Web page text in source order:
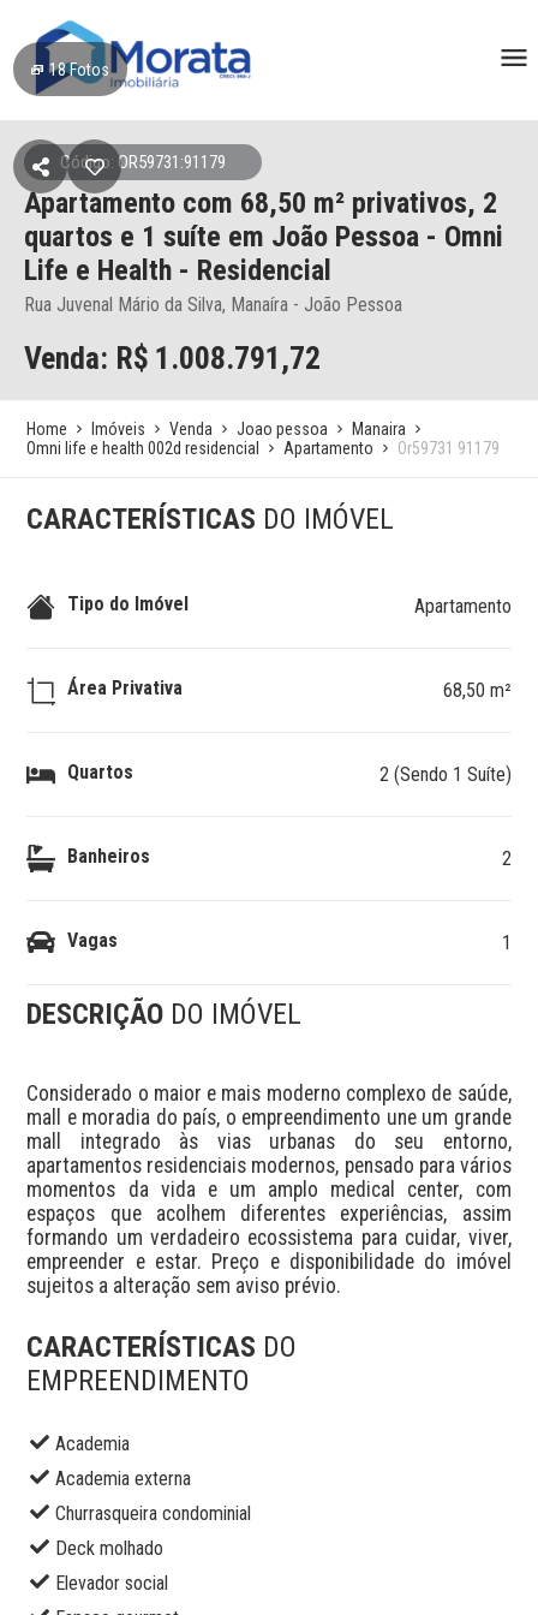
18Fotos
Código: OR59731:91179
Apartamento com 68,50 m² privativos, 2
quartos e 1 suíte em João Pessoa - Omni
Life e Health - Residencial
Rua Juvenal Mário da Silva, Manaíra - João Pessoa
Venda: R$ 1.008.791,72
Home Imóveis Venda Joao pessoa
Manaira
Omni life e health 002d residencial
Apartamento Or59731 91179
CARACTERÍSTICAS DO IMÓVEL
Tipo do Imóvel Apartamento
Área Privativa 68,50 m²
Quartos 2 (Sendo 1 Suíte)
Banheiros 2
Vagas 1
DESCRIÇÃO DO IMÓVEL
Considerado o maior e mais moderno complexo de saúde,
mall e moradia do país, o empreendimento une um grande
mall integrado às vias urbanas do seu entorno,
apartamentos residenciais modernos, pensado para vários
momentos da vida e um amplo medical center, com
espaços que acolhem diferentes experiências, assim
formando um verdadeiro ecossistema para cuidar, viver,
empreender e estar. Preço e disponibilidade do imóvel
sujeitos a alteração sem aviso prévio.
CARACTERÍSTICAS DO
EMPREENDIMENTO
Academia
Academia externa
Churrasqueira condominial
Deck molhado
Elevador social